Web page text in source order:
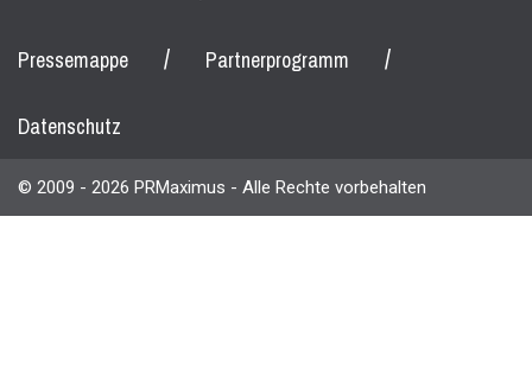
Pressemappe / Partnerprogramm /
Datenschutz
© 2009 - 2026 PRMaximus - Alle Rechte vorbehalten